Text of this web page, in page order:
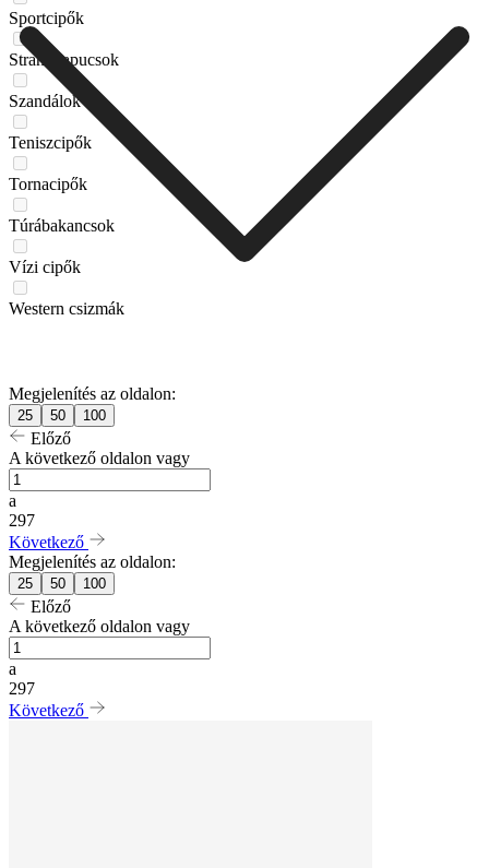
Sportcipők
Strandpapucsok
Szandálok
Teniszcipők
Tornacipők
Túrábakancsok
Vízi cipők
Western csizmák
Megjelenítés az oldalon:
25 50 100
Előző
A következő oldalon vagy
a
297
Következő
Megjelenítés az oldalon:
25 50 100
Előző
A következő oldalon vagy
a
297
Következő